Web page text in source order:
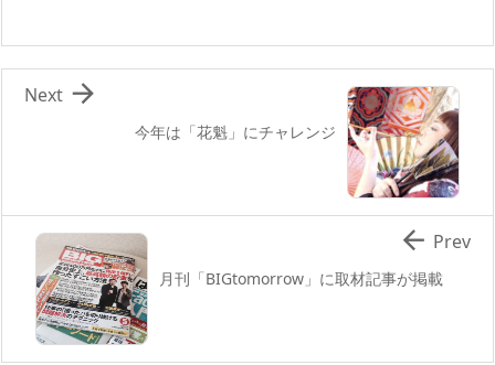
今年は「花魁」にチャレンジ

Next
月刊「BIGtomorrow」に取材記事が掲載
 Prev